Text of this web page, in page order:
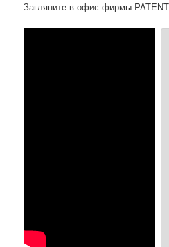
Загляните в офис фирмы